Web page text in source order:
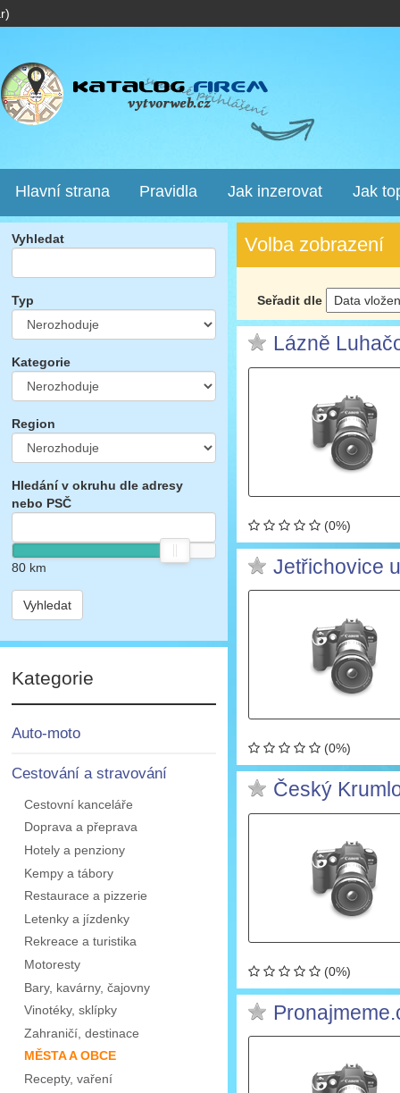
Hlavní strana Pravidla Jak inzerovat Jak
Vyhledat
Typ
Kategorie
Region
Hledání v okruhu dle adresy
nebo PSČ
80km
Vyhledat
Kategorie
Auto-moto
Cestování a stravování
Cestovní kanceláře
Doprava a přeprava
Hotely a penziony
Kempy a tábory
Restaurace a pizzerie
Letenky a jízdenky
Rekreace a turistika
Motoresty
Bary, kavárny, čajovny
Vinotéky, sklípky
Zahraničí, destinace
MĚSTA A OBCE
Recepty, vaření
Volba zobrazení
Seřadit dle
Lázně
(0%)
Jetřichovice
(0%)
Český
(0%)